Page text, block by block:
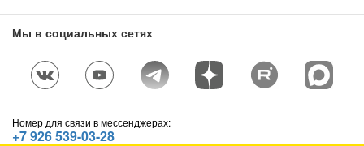
Мы в социальных сетях
Номер для связи в мессенджерах:
+7 926 539-03-28